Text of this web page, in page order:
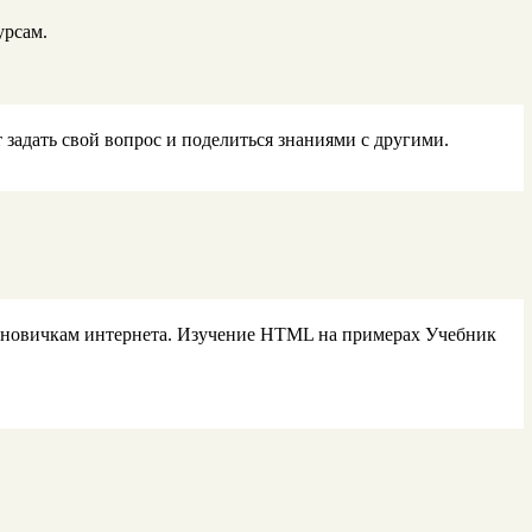
свой вопрос и поделиться знаниями с другими.
интернета. Изучение HTML на примерах Учебник